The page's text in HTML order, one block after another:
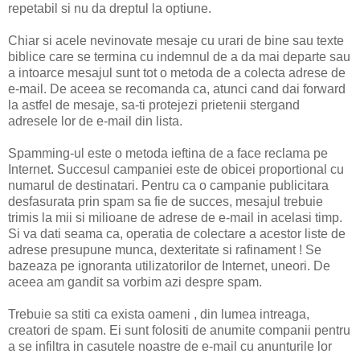
repetabil si nu da dreptul la optiune.
Chiar si acele nevinovate mesaje cu urari de bine sau texte
biblice care se termina cu indemnul de a da mai departe sau
a intoarce mesajul sunt tot o metoda de a colecta adrese de
e-mail. De aceea se recomanda ca, atunci cand dai forward
la astfel de mesaje, sa-ti protejezi prietenii stergand
adresele lor de e-mail din lista.
Spamming-ul este o metoda ieftina de a face reclama pe
Internet. Succesul campaniei este de obicei proportional cu
numarul de destinatari. Pentru ca o campanie publicitara
desfasurata prin spam sa fie de succes, mesajul trebuie
trimis la mii si milioane de adrese de e-mail in acelasi timp.
Si va dati seama ca, operatia de colectare a acestor liste de
adrese presupune munca, dexteritate si rafinament ! Se
bazeaza pe ignoranta utilizatorilor de Internet, uneori. De
aceea am gandit sa vorbim azi despre spam.
Trebuie sa stiti ca exista oameni , din lumea intreaga,
creatori de spam. Ei sunt folositi de anumite companii pentru
a se infiltra in casutele noastre de e-mail cu anunturile lor